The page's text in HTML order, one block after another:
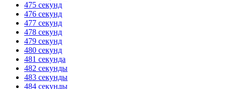
475 секунд
476 секунд
477 секунд
478 секунд
479 секунд
480 секунд
481 секунда
482 секунды
483 секунды
484 секунды